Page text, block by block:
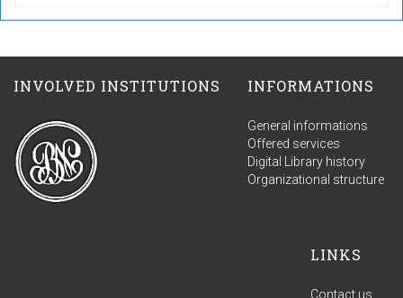
INVOLVED INSTITUTIONS INFORMATIONS
General informations
Offered services
Digital Library history
Organizational structure
LINKS
Contact us